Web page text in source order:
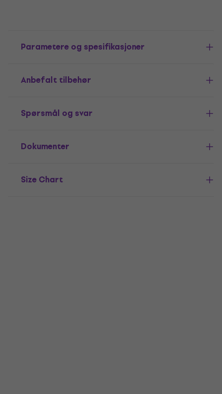
Parametere og spesifikasjoner
Anbefalt tilbehør
Spørsmål og svar
Dokumenter
Size Chart